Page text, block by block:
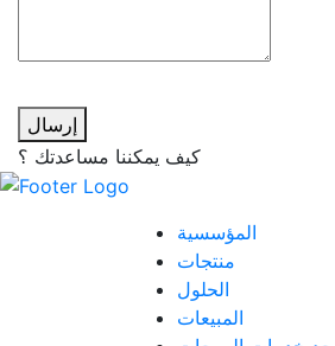
إرسال
كيف يمكننا مساعدتك ؟
المؤسسية
منتجات
الحلول
المبيعات